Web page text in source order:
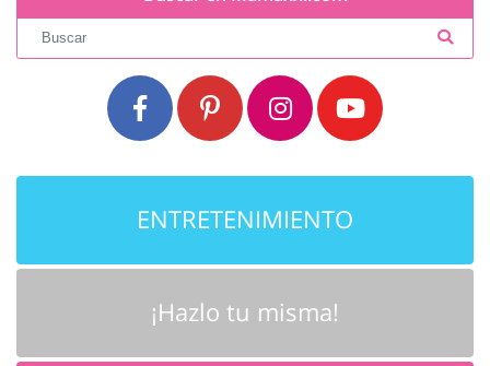
ENTRETENIMIENTO
¡Hazlo tu misma!